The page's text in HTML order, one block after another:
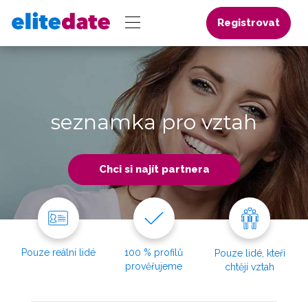
Registrovat
seznamka pro vztah
Chci si najít partnera
Pouze reální lidé
100 % profilů
prověřujeme
Pouze lidé, kteří
chtějí vztah